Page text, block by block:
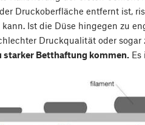
Druckoberfläche entfernt ist,
Ist die Düse hingegen zu
Druckqualität oder sogar
starker Betthaftung kommen. Es